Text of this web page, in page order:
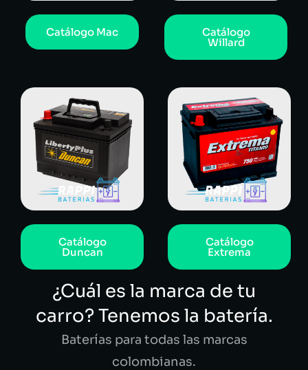
Catálogo Mac Catálogo
Willard
Catálogo
Duncan
Catálogo
Extrema
¿Cuál es la marca de tu
carro? Tenemos la batería.
Baterías para todas las marcas
colombianas.